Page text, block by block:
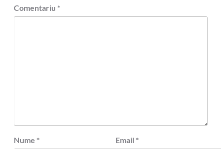
Comentariu *
Nume * Email *